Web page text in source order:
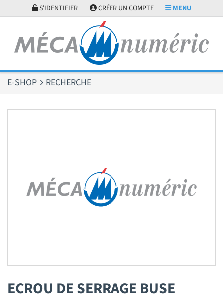
S'IDENTIFIER CRÉER UN COMPTE MENU
E-SHOP RECHERCHE
ECROU DE SERRAGE BUSE
Panneau de gestion des cookies